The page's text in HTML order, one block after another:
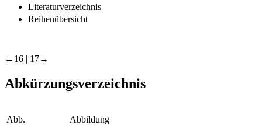
Literaturverzeichnis
Reihenübersicht
←16 | 17→
Abkürzungsverzeichnis
Abb. Abbildung